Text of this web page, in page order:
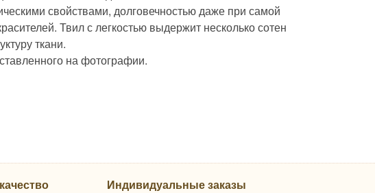
свойствами, долговечностью даже при самой
Твил с легкостью выдержит несколько сотен
ткани.
на фотографии.
Индивидуальные заказы